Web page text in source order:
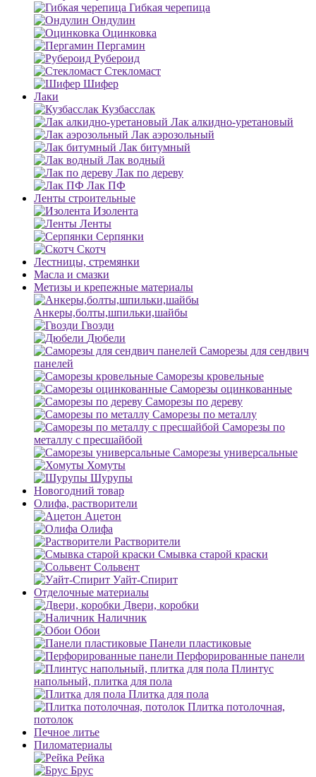
Гибкая черепица
Ондулин
Оцинковка
Пергамин
Рубероид
Стекломаст
Шифер
Лаки
Кузбасслак
Лак алкидно-уретановый
Лак аэрозольный
Лак битумный
Лак водный
Лак по дереву
Лак ПФ
Ленты строительные
Изолента
Ленты
Серпянки
Скотч
Лестницы, стремянки
Масла и смазки
Метизы и крепежные материалы
Анкеры,болты,шпильки,шайбы
Гвозди
Дюбели
Саморезы для сендвич
панелей
Саморезы кровельные
Саморезы оцинкованные
Саморезы по дереву
Саморезы по металлу
Саморезы по
металлу с пресшайбой
Саморезы универсальные
Хомуты
Шурупы
Новогодний товар
Олифа, растворители
Ацетон
Олифа
Растворители
Смывка старой краски
Сольвент
Уайт-Спирит
Отделочные материалы
Двери, коробки
Наличник
Обои
Панели пластиковые
Перфорированные панели
Плинтус
напольный, плитка для пола
Плитка для пола
Плитка потолочная,
потолок
Печное литье
Пиломатериалы
Рейка
Брус